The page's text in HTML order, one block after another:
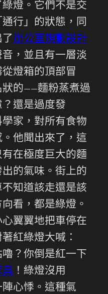
燈。它們不是交
行」的狀態，同
辦公室規劃設計
，並且有一層淡
燈箱的頂部冒
狀的——麵粉蒸煮過
還是過度發
家，對所有食物
他聞出來了，這
有在極度巨大的麵
的氣味。街上的
知道該走還是該
看，都是綠燈。
翼翼地把車停在
紅綠燈大喊：
嚕？你倒是紅一下
具 ！綠燈沒用
心悸。這種氣